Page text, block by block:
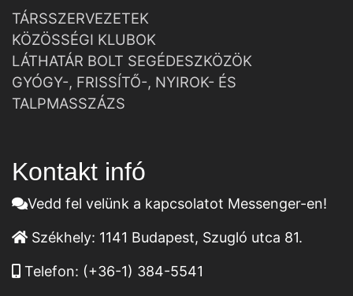
TÁRSSZERVEZETEK
KÖZÖSSÉGI KLUBOK
LÁTHATÁR BOLT SEGÉDESZKÖZÖK
GYÓGY-, FRISSÍTŐ-, NYIROK- ÉS
TALPMASSZÁZS
Kontakt infó
Vedd fel velünk a kapcsolatot Messenger-en!
Székhely: 1141 Budapest, Szugló utca 81.
Telefon: (+36-1) 384-5541